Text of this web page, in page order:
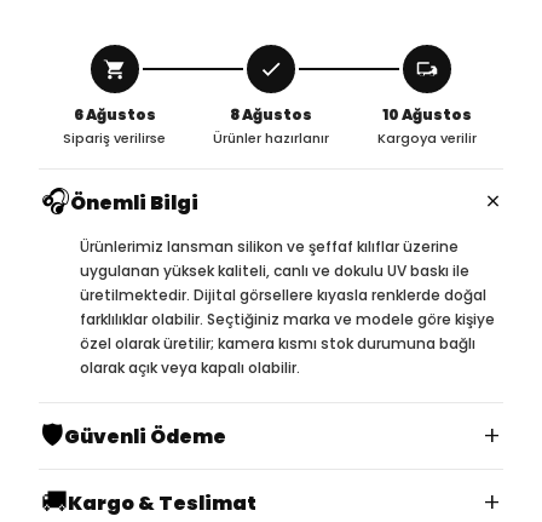
6 Ağustos
Sipariş verilirse
8 Ağustos
Ürünler hazırlanır
10 Ağustos
Kargoya verilir
🎧Önemli Bilgi ×
Ürünlerimiz lansman silikon ve şeffaf kılıflar üzerine
uygulanan yüksek kaliteli, canlı ve dokulu UV baskı ile
üretilmektedir. Dijital görsellere kıyasla renklerde doğal
farklılıklar olabilir. Seçtiğiniz marka ve modele göre kişiye
özel olarak üretilir; kamera kısmı stok durumuna bağlı
olarak açık veya kapalı olabilir.
🛡️Güvenli Ödeme
+
🚚Kargo & Teslimat +